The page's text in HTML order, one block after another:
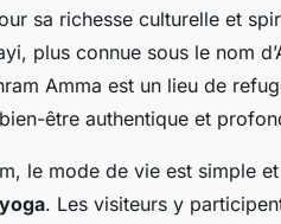
sa richesse culturelle et
plus connue sous le nom
Amma est un lieu de
être authentique et
le mode de vie est simple
. Les visiteurs y